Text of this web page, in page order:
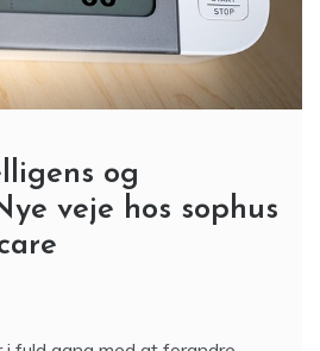
og
veje hos sophus